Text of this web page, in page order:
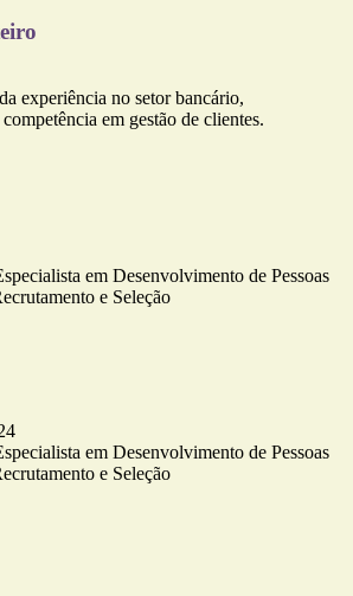
experiência no setor bancário,
em gestão de clientes.
em Desenvolvimento de Pessoas
e Seleção
em Desenvolvimento de Pessoas
e Seleção